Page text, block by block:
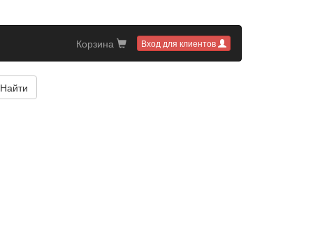
Вход для клиентов
Корзина
Найти